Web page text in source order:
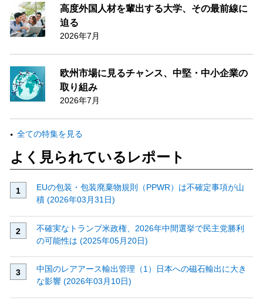
高度外国人材を輩出する大学、その最前線に
迫る
2026年7月
欧州市場に見るチャンス、中堅・中小企業の
取り組み
2026年7月
全ての特集を見る
よく見られているレポート
EUの包装・包装廃棄物規則（PPWR）は不確定事項が山
積 (2026年03月31日)
不確実なトランプ米政権、2026年中間選挙で民主党勝利
の可能性は (2025年05月20日)
中国のレアアース輸出管理（1）日本への磁石輸出に大き
な影響 (2026年03月10日)